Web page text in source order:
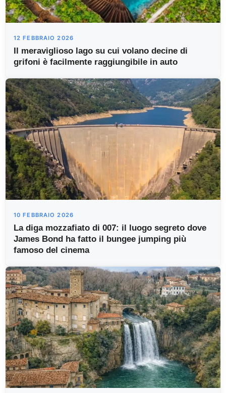
12 FEBBRAIO 2026
Il meraviglioso lago su cui volano decine di
grifoni è facilmente raggiungibile in auto
10 FEBBRAIO 2026
La diga mozzafiato di 007: il luogo segreto dove
James Bond ha fatto il bungee jumping più
famoso del cinema